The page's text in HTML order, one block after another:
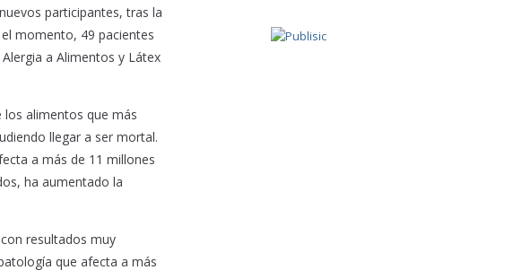
participantes, tras la
momento, 49 pacientes
a Alimentos y Látex
los alimentos que más
llegar a ser mortal.
a más de 11 millones
ha aumentado la
resultados muy
que afecta a más